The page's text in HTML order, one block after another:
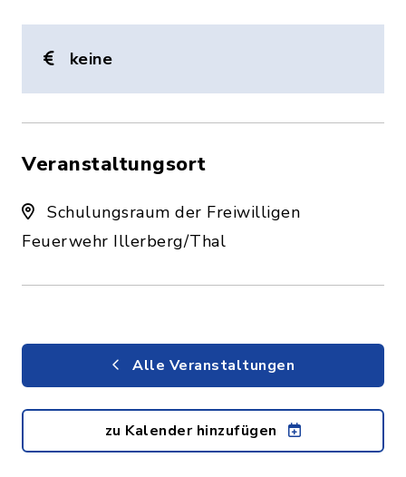
keine
Veranstaltungsort
Schulungsraum der Freiwilligen
Feuerwehr Illerberg/Thal
Alle Veranstaltungen
zu Kalender hinzufügen